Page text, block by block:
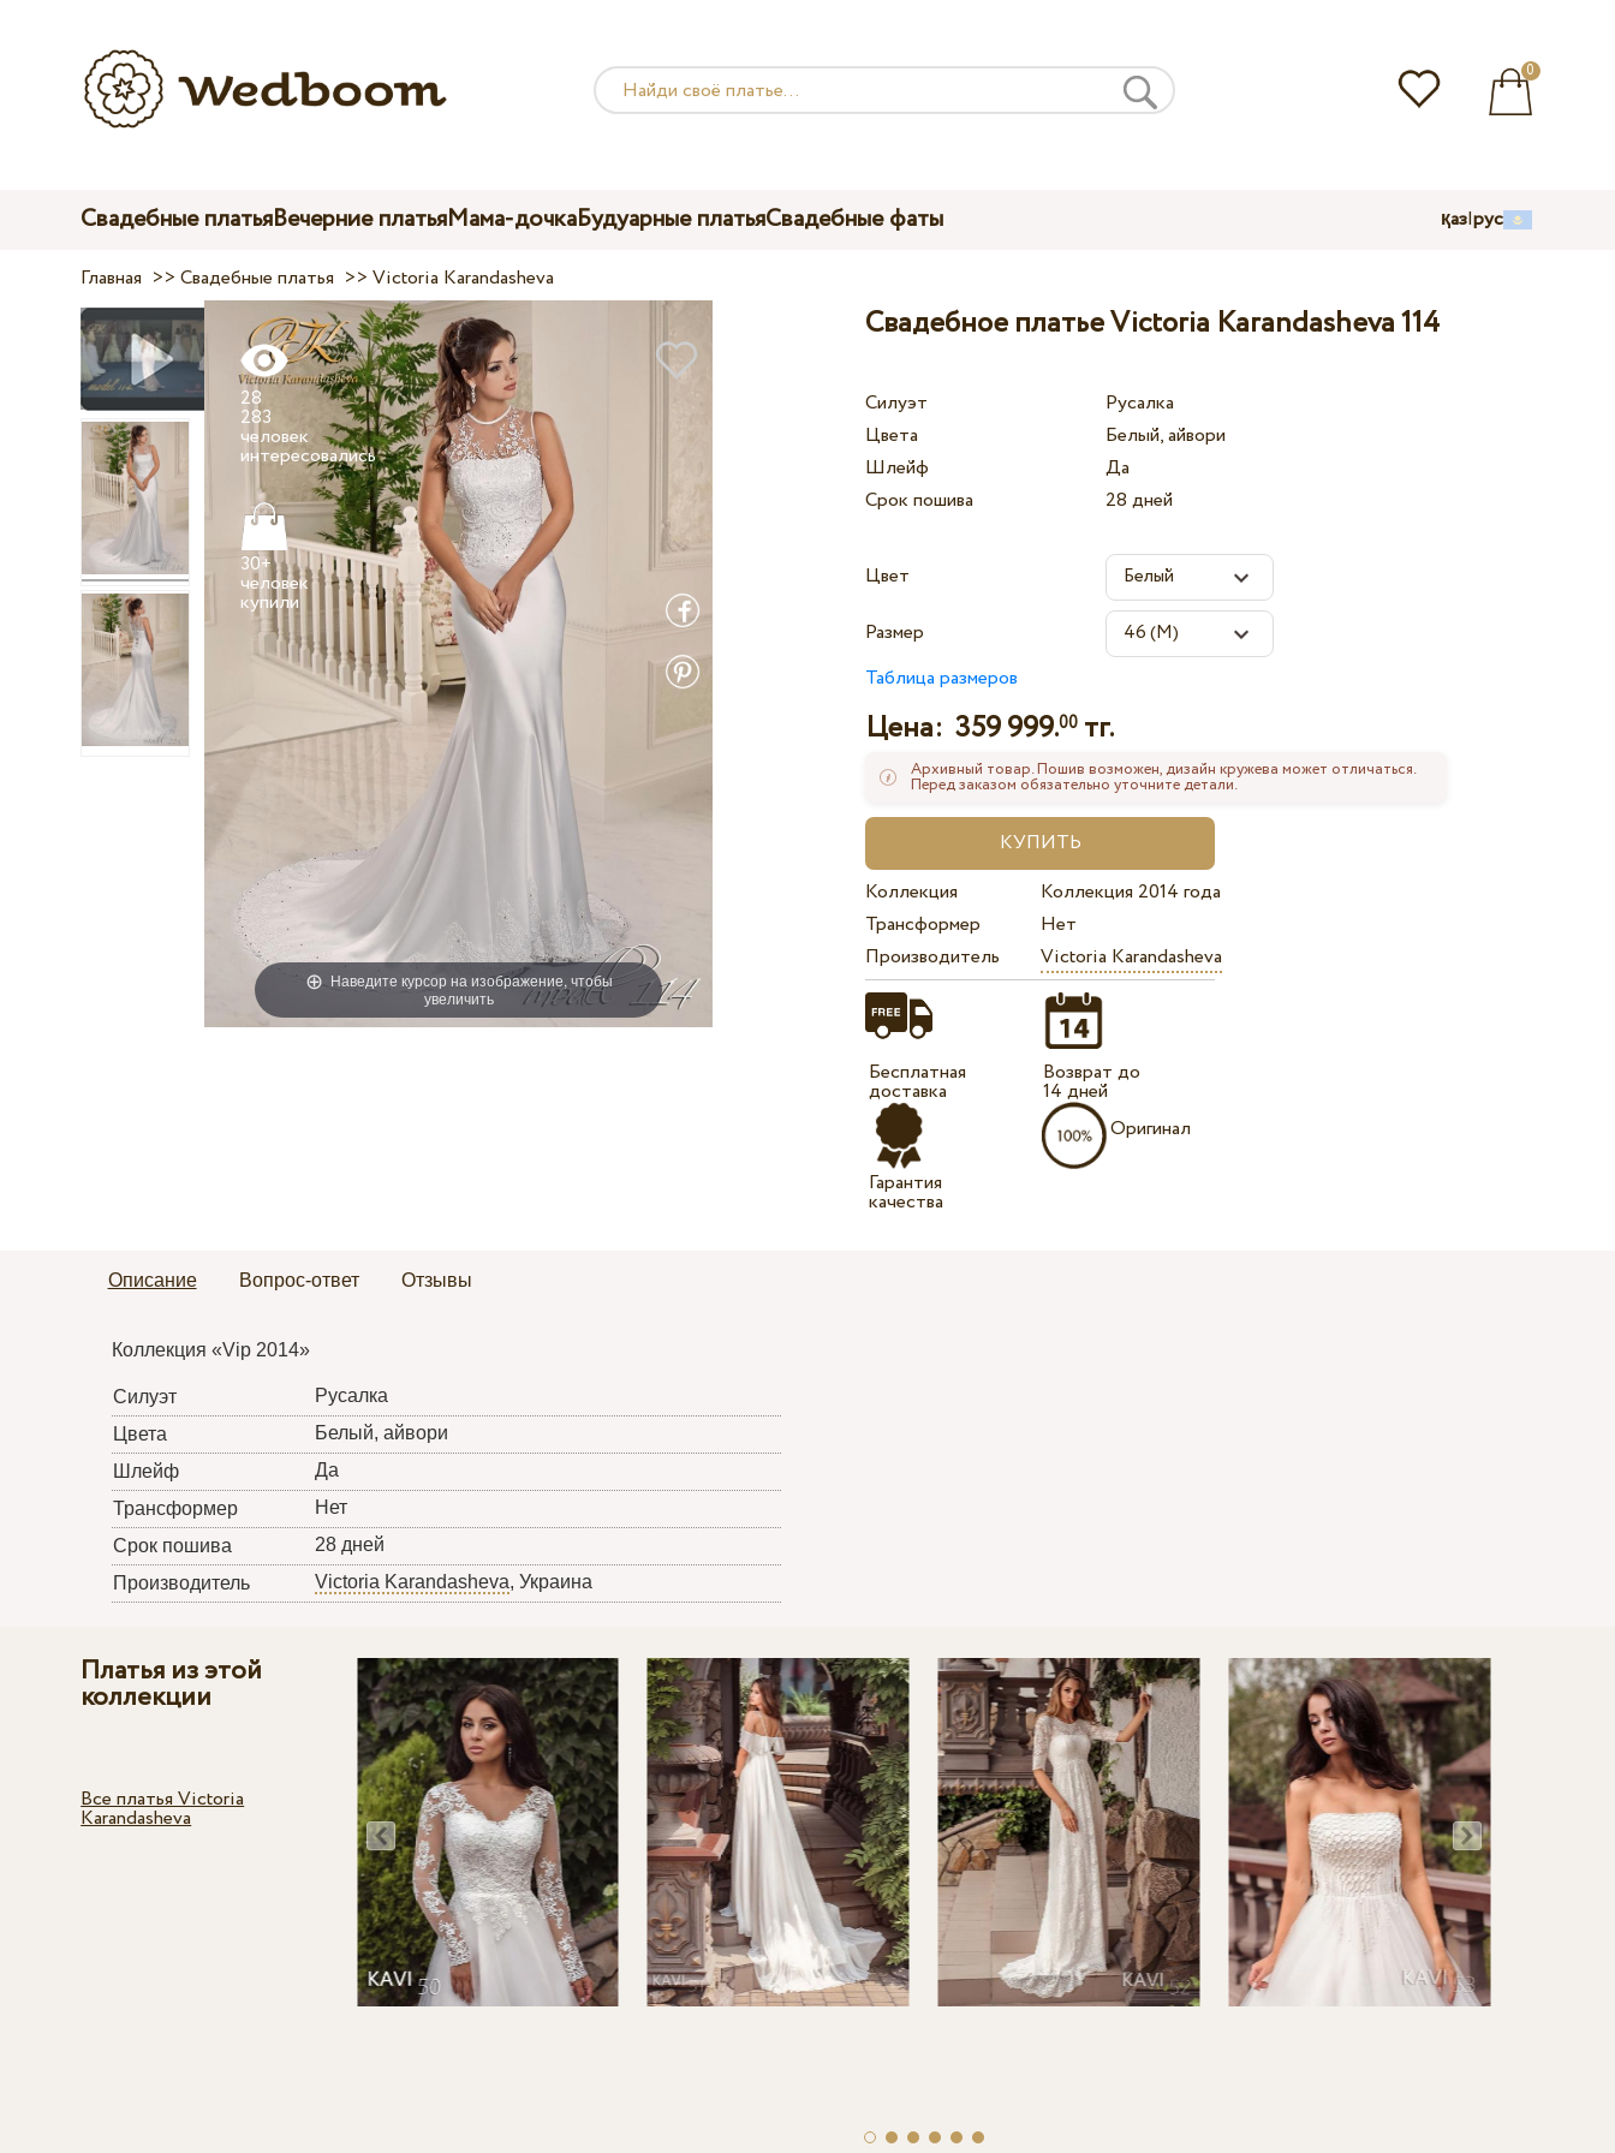
0
Свадебные платьяВечерние платьяМама-дочкаБудуарные платьяСвадебные фаты қаз|рус
Главная >>Свадебные платья >>Victoria Karandasheva
Наведите курсор на изображение, чтобы
увеличить
28
283
человек
интересовались
30+
человек
Свадебное платье Victoria Karandasheva 114
Силуэт
Русалка
Цвета
Белый, айвори
Шлейф
Да
Срок пошива
28 дней
Цвет
Размер
Таблица размеров
Цена:359 999.00 тг.
Архивный товар. Пошив возможен, дизайн кружева может отличаться.
Перед заказом обязательно уточните детали.
Коллекция
Коллекция 2014 года
Трансформер
Нет
Производитель
Victoria Karandasheva
Бесплатная
доставка
Гарантия
качества
Возврат до
14 дней
Оригинал
Описание Вопрос-ответ Отзывы
Коллекция «Vip 2014»
Силуэт
Русалка
Цвета
Белый, айвори
Шлейф
Да
Трансформер
Нет
Срок пошива
28 дней
Производитель
Victoria Karandasheva, Украина
Платья из этой
коллекции
Все платья Victoria
Karandasheva